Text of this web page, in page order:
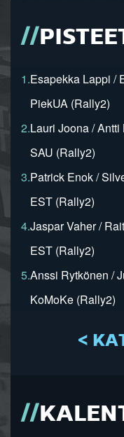
1.Esapekka Lappi /
PiekUA (Rally2)
2.Lauri Joona /
SAU (Rally2)
3.Patrick Enok /
EST (Rally2)
4.Jaspar Vaher /
EST (Rally2)
5.Anssi Rytkönen /
KoMoKe (Rally2)
<